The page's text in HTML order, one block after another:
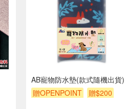
AB寵物防水墊(款式隨機出貨)
贈OPENPOINT
贈$200